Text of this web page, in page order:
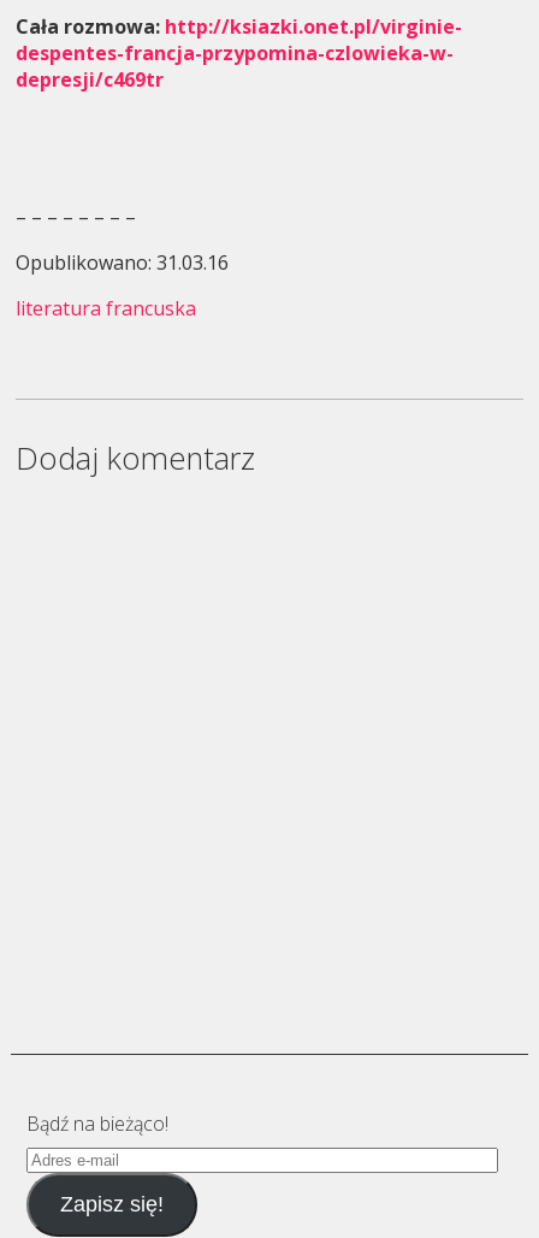
Cała rozmowa: http://ksiazki.onet.pl/virginie-
despentes-francja-przypomina-czlowieka-w-
depresji/c469tr
– – – – – – – –
Opublikowano: 31.03.16
literatura francuska
Dodaj komentarz
Bądź na bieżąco!
Adres
e-
mailZapisz się!